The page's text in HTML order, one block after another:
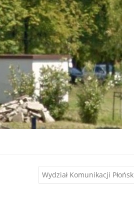
Wydział Komunikacji Płońsk